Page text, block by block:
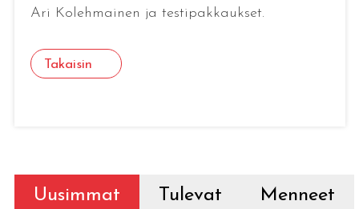
Ari Kolehmainen ja testipakkaukset.
Takaisin
Uusimmat Tulevat Menneet